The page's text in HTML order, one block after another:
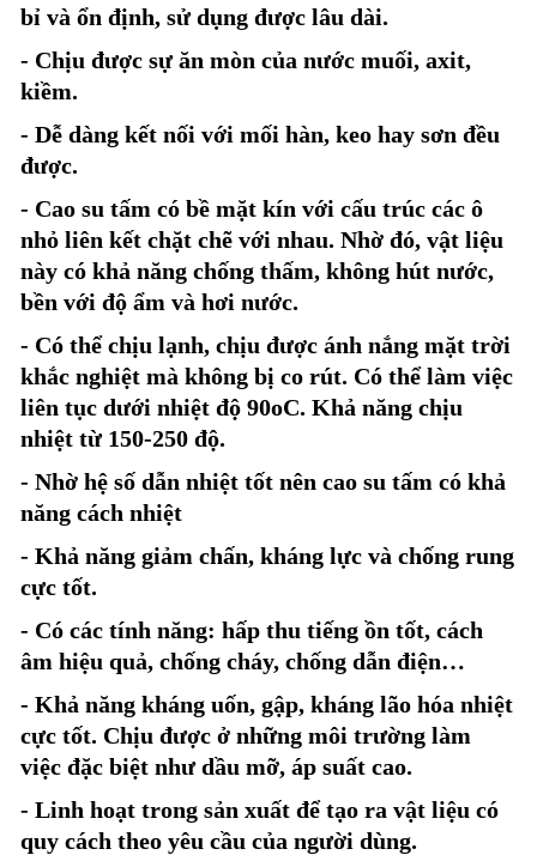
bỉ và ổn định, sử dụng được lâu dài.
- Chịu được sự ăn mòn của nước muối, axit,
kiềm.
- Dễ dàng kết nối với mối hàn, keo hay sơn đều
được.
- Cao su tấm có bề mặt kín với cấu trúc các ô
nhỏ liên kết chặt chẽ với nhau. Nhờ đó, vật liệu
này có khả năng chống thấm, không hút nước,
bền với độ ẩm và hơi nước.
- Có thể chịu lạnh, chịu được ánh nắng mặt trời
khắc nghiệt mà không bị co rút. Có thể làm việc
liên tục dưới nhiệt độ 90oC. Khả năng chịu
nhiệt từ 150-250 độ.
- Nhờ hệ số dẫn nhiệt tốt nên cao su tấm có khả
năng cách nhiệt
- Khả năng giảm chấn, kháng lực và chống rung
cực tốt.
- Có các tính năng: hấp thu tiếng ồn tốt, cách
âm hiệu quả, chống cháy, chống dẫn điện…
- Khả năng kháng uốn, gập, kháng lão hóa nhiệt
cực tốt. Chịu được ở những môi trường làm
việc đặc biệt như dầu mỡ, áp suất cao.
- Linh hoạt trong sản xuất để tạo ra vật liệu có
quy cách theo yêu cầu của người dùng.